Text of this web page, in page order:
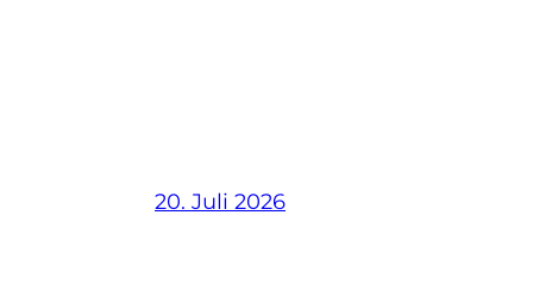
20. Juli 2026